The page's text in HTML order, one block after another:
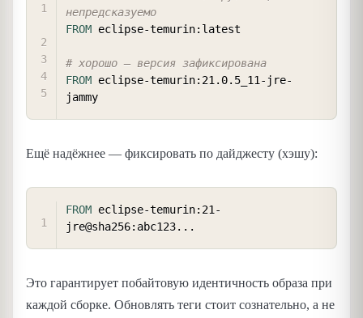
непредсказуемо
FROM eclipse-temurin:latest
# хорошо — версия зафиксирована
FROM eclipse-temurin:21.0.5_11-jre-
jammy
Ещё надёжнее — фиксировать по дайджесту (хэшу):
FROM eclipse-temurin:21-
jre@sha256:abc123...
Это гарантирует побайтовую идентичность образа при
каждой сборке. Обновлять теги стоит сознательно, а не